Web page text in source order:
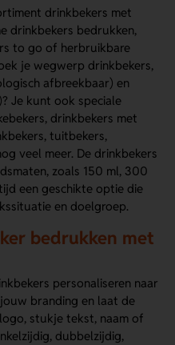
drinkbekers met
drinkbekers bedrukken,
to go of herbruikbare
je wegwerp drinkbekers,
afbreekbaar) en
Je kunt ook speciale
drinkbekers met
tuitbekers,
veel meer. De drinkbekers
zoals 150 ml, 300
een geschikte optie die
en doelgroep.
bedrukken met
personaliseren naar
branding en laat de
stukje tekst, naam of
dubbelzijdig,